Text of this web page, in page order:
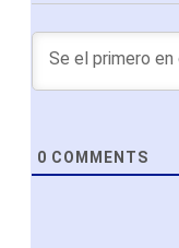
0 COMMENTS